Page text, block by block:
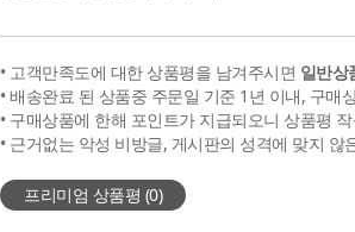
• 고객만족도에 대한 상품평을 남겨주시면 일반상
• 배송완료 된 상품중 주문일 기준 1년 이내, 구매
• 구매상품에 한해 포인트가 지급되오니 상품평
• 근거없는 악성 비방글, 게시판의 성격에 맞지
프리미엄 상품평 (0)